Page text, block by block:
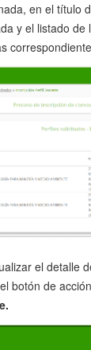
en el título
y el listado
el detalle
botón de